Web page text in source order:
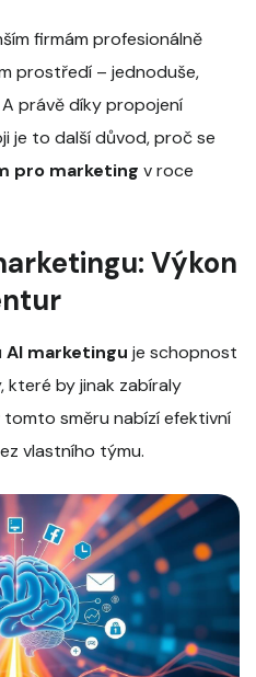
firmám profesionálně
prostředí – jednoduše,
A právě díky propojení
je to další důvod, proč se
pro marketing v roce
Výkon
AI marketingu je schopnost
by jinak zabíraly
směru nabízí efektivní
vlastního týmu.